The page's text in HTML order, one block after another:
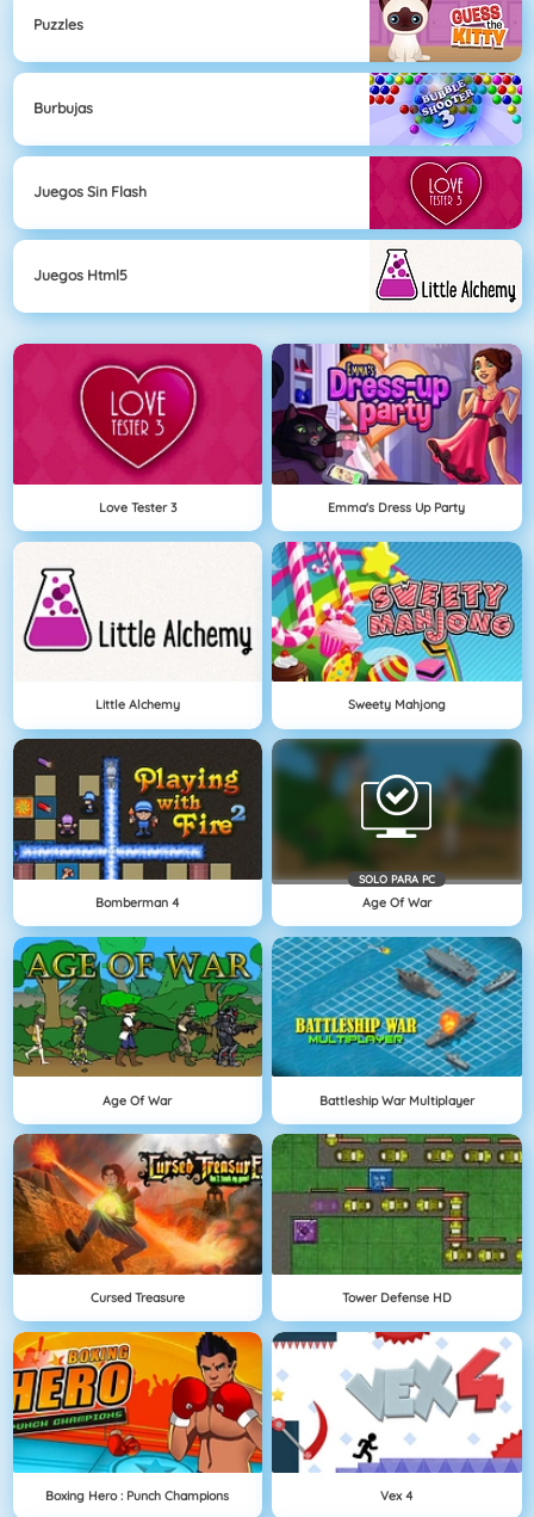
Puzzles
Burbujas
Juegos Sin Flash
Juegos Html5
Love Tester 3 Emma's Dress Up Party
Little Alchemy Sweety Mahjong
Bomberman 4
SOLO PARA PC
Age Of War
Age Of War Battleship War Multiplayer
Cursed Treasure Tower Defense HD
Boxing Hero : Punch Champions Vex 4